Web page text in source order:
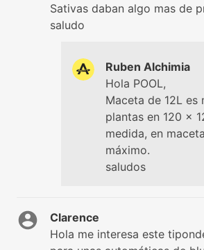
Sativas daban algo mas de
saludo
Ruben Alchimia
Hola POOL,
Maceta de 12L es
plantas en 120 x
medida, en
máximo.
saludos
Clarence
Hola me interesa este